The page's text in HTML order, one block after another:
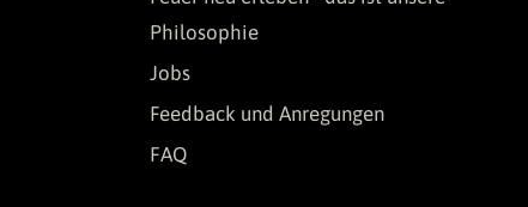
Philosophie
Jobs
Feedback und Anregungen
FAQ